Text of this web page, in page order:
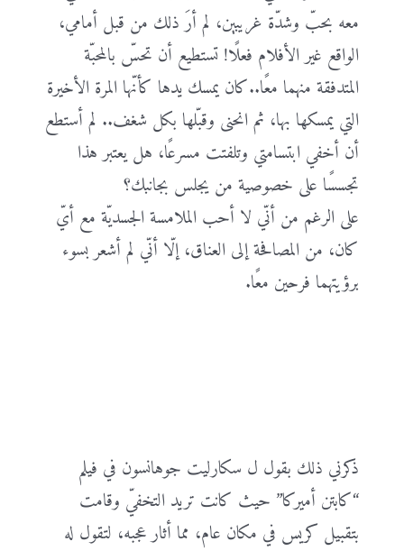
معه بحبّ وشدّة غريبين، لم أرَ ذلك من قبل أمامي،
الواقع غير الأفلام فعلًا! تستطيع أن تحسّ بالمحبّة
المتدفقة منهما معًا..كان يمسك يدها كأنّها المرة الأخيرة
التي يمسكها بها، ثم انحنى وقبّلها بكل شغف.. لم أستطع
أن أخفي ابتسامتي وتلفتت مسرعًا، هل يعتبر هذا
تجسسًا على خصوصية من يجلس بجانبك؟
على الرغم من أنّي لا أحب الملامسة الجسديّة مع أيّ
كان، من المصافحة إلى العناق، إلّا أنّي لم أشعر بسوء
برؤيتهما فرحين معًا.
ذكرني ذلك بقول ل سكارليت جوهانسون في فيلم
“كابتن أميركا” حيث كانت تريد التخفيّ وقامت
بتقبيل كريس في مكان عام، مما أثار عجبه، لتقول له